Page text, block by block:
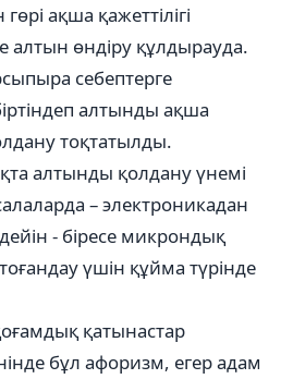
ақша қажеттілігі
өндіру құлдырауда.
себептерге
алтынды ақша
тоқтатылды.
алтынды қолдану үнемі
– электроникадан
дейін - біресе микрондық
үшін құйма түрінде
қатынастар
бұл афоризм, егер адам